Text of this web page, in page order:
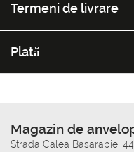
Termeni de livrare
Plată
Magazin de
Strada Calea Basarabiei 44